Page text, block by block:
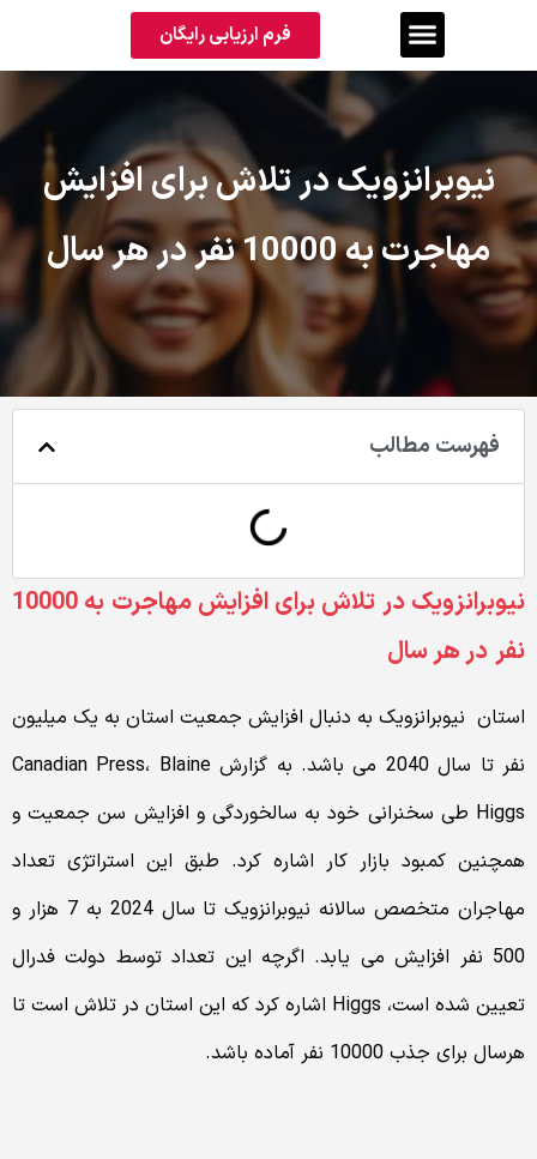
فرم ارزیابی رایگان
نیوبرانزویک در تلاش برای افزایش
مهاجرت به 10000 نفر در هر سال
فهرست مطالب
نیوبرانزویک در تلاش برای افزایش مهاجرت به 10000
نفر در هر سال
استان نیوبرانزویک به دنبال افزایش جمعیت استان به یک میلیون
نفر تا سال 2040 می باشد. به گزارش Canadian Press، Blaine
Higgs طی سخنرانی خود به سالخوردگی و افزایش سن جمعیت و
همچنین کمبود بازار کار اشاره کرد. طبق این استراتژی تعداد
مهاجران متخصص سالانه نیوبرانزویک تا سال 2024 به 7 هزار و
500 نفر افزایش می یابد. اگرچه این تعداد توسط دولت فدرال
تعیین شده است، Higgs اشاره کرد که این استان در تلاش است تا
هرسال برای جذب 10000 نفر آماده باشد.